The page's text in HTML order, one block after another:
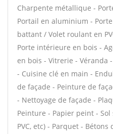
Charpente métallique -
Portail en aluminium -
battant / Volet roulant en
Porte intérieure en bois -
en bois - Vitrerie - Véranda
- Cuisine clé en main -
de façade - Peinture de
- Nettoyage de façade -
Peinture - Papier peint -
PVC, etc) - Parquet -